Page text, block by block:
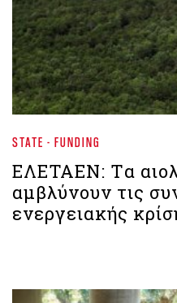
STATE - FUNDING
ΕΛΕΤΑΕΝ: Tα
αμβλύνουν τις
ενεργειακής